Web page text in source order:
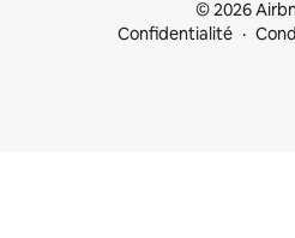
© 2026
Confidentialité